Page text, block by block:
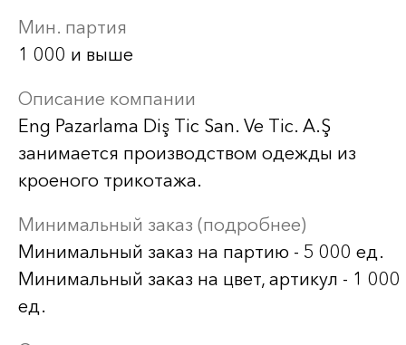
Мин. партия
1 000 и выше
Описание компании
Eng Pazarlama Diş Tic San. Ve Tic. A.Ş
занимается производством одежды из
кроеного трикотажа.
Минимальный заказ (подробнее)
Минимальный заказ на партию - 5 000 ед.
Минимальный заказ на цвет, артикул - 1 000
ед.